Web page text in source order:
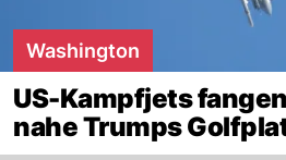
Washington
US-Kampfjets
nahe Trumps